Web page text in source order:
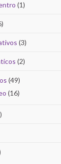
(1)
(3)
(2)
(49)
(16)